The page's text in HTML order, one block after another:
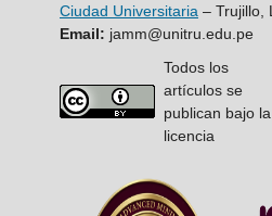
Ciudad Universitaria – Trujillo,
Email: jamm@unitru.edu.pe
Todos los
artículos se
publican bajo la
licencia